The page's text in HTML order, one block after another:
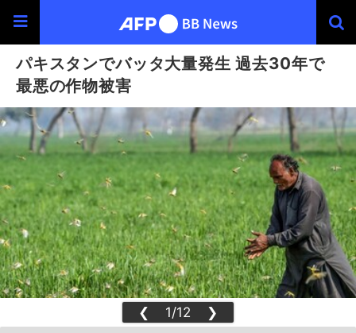
パキスタンでバッタ大量発生 過去30年で
最悪の作物被害
❮ 1/12 ❯